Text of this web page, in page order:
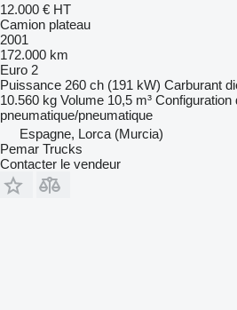
12.000 € HT
Camion plateau
2001
172.000 km
Euro 2
Puissance 260 ch (191 kW) Carburant
10.560 kg Volume 10,5 m³ Configuration
pneumatique/pneumatique
Espagne, Lorca (Murcia)
Pemar Trucks
Contacter le vendeur